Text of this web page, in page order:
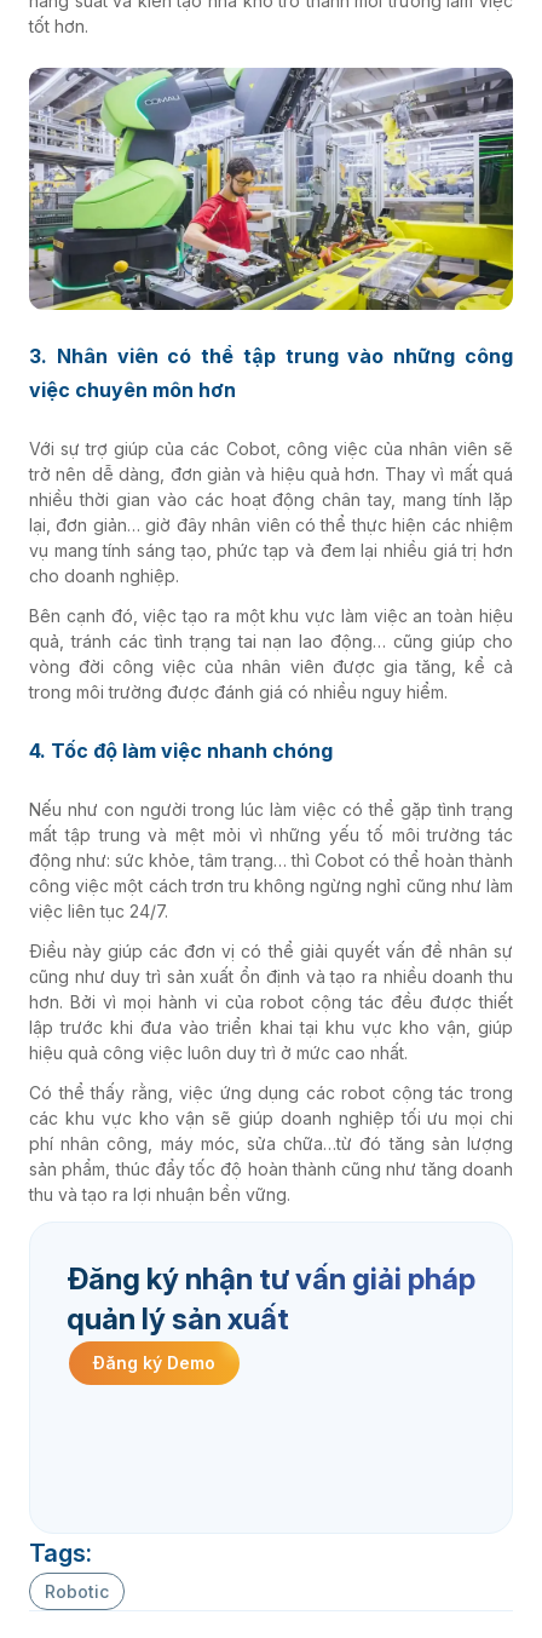
tốt hơn.
3. Nhân viên có thể tập trung vào những công
việc chuyên môn hơn
Với sự trợ giúp của các Cobot, công việc của nhân viên sẽ
trở nên dễ dàng, đơn giản và hiệu quả hơn. Thay vì mất quá
nhiều thời gian vào các hoạt động chân tay, mang tính lặp
lại, đơn giản… giờ đây nhân viên có thể thực hiện các nhiệm
vụ mang tính sáng tạo, phức tạp và đem lại nhiều giá trị hơn
cho doanh nghiệp.
Bên cạnh đó, việc tạo ra một khu vực làm việc an toàn hiệu
quả, tránh các tình trạng tai nạn lao động… cũng giúp cho
vòng đời công việc của nhân viên được gia tăng, kể cả
trong môi trường được đánh giá có nhiều nguy hiểm.
4. Tốc độ làm việc nhanh chóng
Nếu như con người trong lúc làm việc có thể gặp tình trạng
mất tập trung và mệt mỏi vì những yếu tố môi trường tác
động như: sức khỏe, tâm trạng… thì Cobot có thể hoàn thành
công việc một cách trơn tru không ngừng nghỉ cũng như làm
việc liên tục 24/7.
Điều này giúp các đơn vị có thể giải quyết vấn đề nhân sự
cũng như duy trì sản xuất ổn định và tạo ra nhiều doanh thu
hơn. Bởi vì mọi hành vi của robot cộng tác đều được thiết
lập trước khi đưa vào triển khai tại khu vực kho vận, giúp
hiệu quả công việc luôn duy trì ở mức cao nhất.
Có thể thấy rằng, việc ứng dụng các robot cộng tác trong
các khu vực kho vận sẽ giúp doanh nghiệp tối ưu mọi chi
phí nhân công, máy móc, sửa chữa…từ đó tăng sản lượng
sản phẩm, thúc đẩy tốc độ hoàn thành cũng như tăng doanh
thu và tạo ra lợi nhuận bền vững.
Đăng ký nhận tư vấn giải pháp
quản lý sản xuất
Đăng ký Demo
Tags:
Robotic